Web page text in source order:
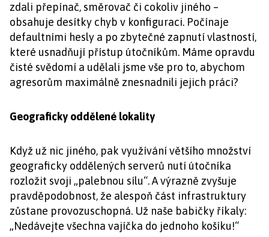
zdali přepínač, směrovač či cokoliv jiného –
obsahuje desítky chyb v konfiguraci. Počínaje
defaultními hesly a po zbytečné zapnutí vlastností,
které usnadňují přístup útočníkům. Máme opravdu
čisté svědomí a udělali jsme vše pro to, abychom
agresorům maximálně znesnadnili jejich práci?
Geograficky oddělené lokality
Když už nic jiného, pak využívání většího množství
geograficky oddělených serverů nutí útočníka
rozložit svoji „palebnou sílu“. A výrazně zvyšuje
pravděpodobnost, že alespoň část infrastruktury
zůstane provozuschopná. Už naše babičky říkaly:
„Nedávejte všechna vajíčka do jednoho košíku!“